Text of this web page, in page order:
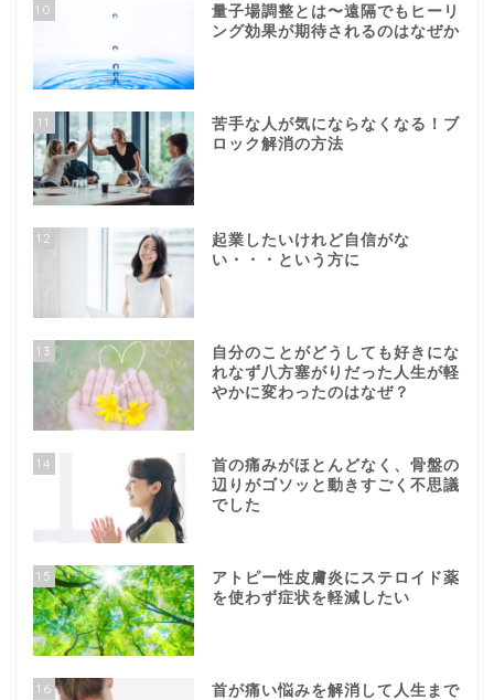
10
量子場調整とは〜遠隔でもヒーリ
ング効果が期待されるのはなぜか
11
苦手な人が気にならなくなる！ブ
ロック解消の方法
12
起業したいけれど自信がな
い・・・という方に
13
自分のことがどうしても好きにな
れなず八方塞がりだった人生が軽
やかに変わったのはなぜ？
14
首の痛みがほとんどなく、骨盤の
辺りがゴソッと動きすごく不思議
でした
15
アトピー性皮膚炎にステロイド薬
を使わず症状を軽減したい
16
首が痛い悩みを解消して人生まで